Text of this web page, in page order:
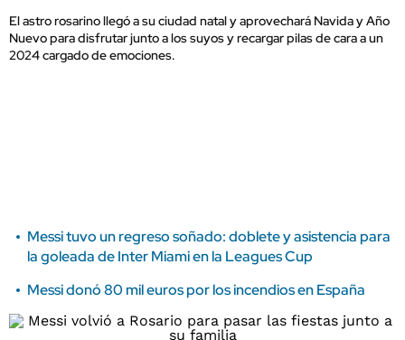
El astro rosarino llegó a su ciudad natal y aprovechará Navida y Año
Nuevo para disfrutar junto a los suyos y recargar pilas de cara a un
2024 cargado de emociones.
Messi tuvo un regreso soñado: doblete y asistencia para
la goleada de Inter Miami en la Leagues Cup
Messi donó 80 mil euros por los incendios en España